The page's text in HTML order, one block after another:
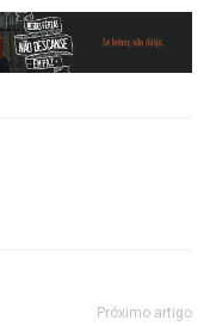
Próximo artigo